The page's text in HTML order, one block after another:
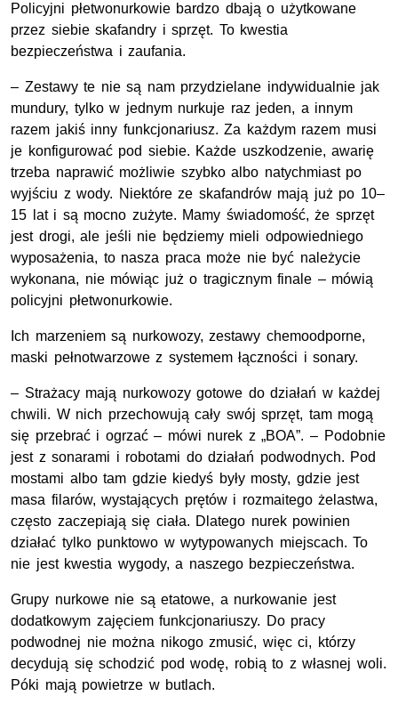
Policyjni płetwonurkowie bardzo dbają o użytkowane
przez siebie skafandry i sprzęt. To kwestia
bezpieczeństwa i zaufania.
– Zestawy te nie są nam przydzielane indywidualnie jak
mundury, tylko w jednym nurkuje raz jeden, a innym
razem jakiś inny funkcjonariusz. Za każdym razem musi
je konfigurować pod siebie. Każde uszkodzenie, awarię
trzeba naprawić możliwie szybko albo natychmiast po
wyjściu z wody. Niektóre ze skafandrów mają już po 10–
15 lat i są mocno zużyte. Mamy świadomość, że sprzęt
jest drogi, ale jeśli nie będziemy mieli odpowiedniego
wyposażenia, to nasza praca może nie być należycie
wykonana, nie mówiąc już o tragicznym finale – mówią
policyjni płetwonurkowie.
Ich marzeniem są nurkowozy, zestawy chemoodporne,
maski pełnotwarzowe z systemem łączności i sonary.
– Strażacy mają nurkowozy gotowe do działań w każdej
chwili. W nich przechowują cały swój sprzęt, tam mogą
się przebrać i ogrzać – mówi nurek z „BOA”. – Podobnie
jest z sonarami i robotami do działań podwodnych. Pod
mostami albo tam gdzie kiedyś były mosty, gdzie jest
masa filarów, wystających prętów i rozmaitego żelastwa,
często zaczepiają się ciała. Dlatego nurek powinien
działać tylko punktowo w wytypowanych miejscach. To
nie jest kwestia wygody, a naszego bezpieczeństwa.
Grupy nurkowe nie są etatowe, a nurkowanie jest
dodatkowym zajęciem funkcjonariuszy. Do pracy
podwodnej nie można nikogo zmusić, więc ci, którzy
decydują się schodzić pod wodę, robią to z własnej woli.
Póki mają powietrze w butlach.